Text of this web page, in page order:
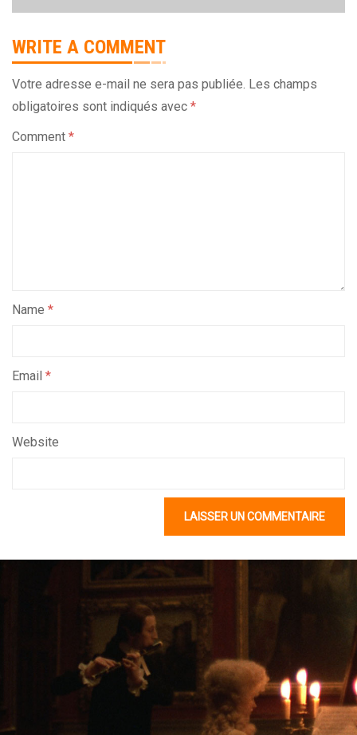
WRITE A COMMENT
Votre adresse e-mail ne sera pas publiée. Les champs
obligatoires sont indiqués avec *
Comment *
Name *
Email *
Website